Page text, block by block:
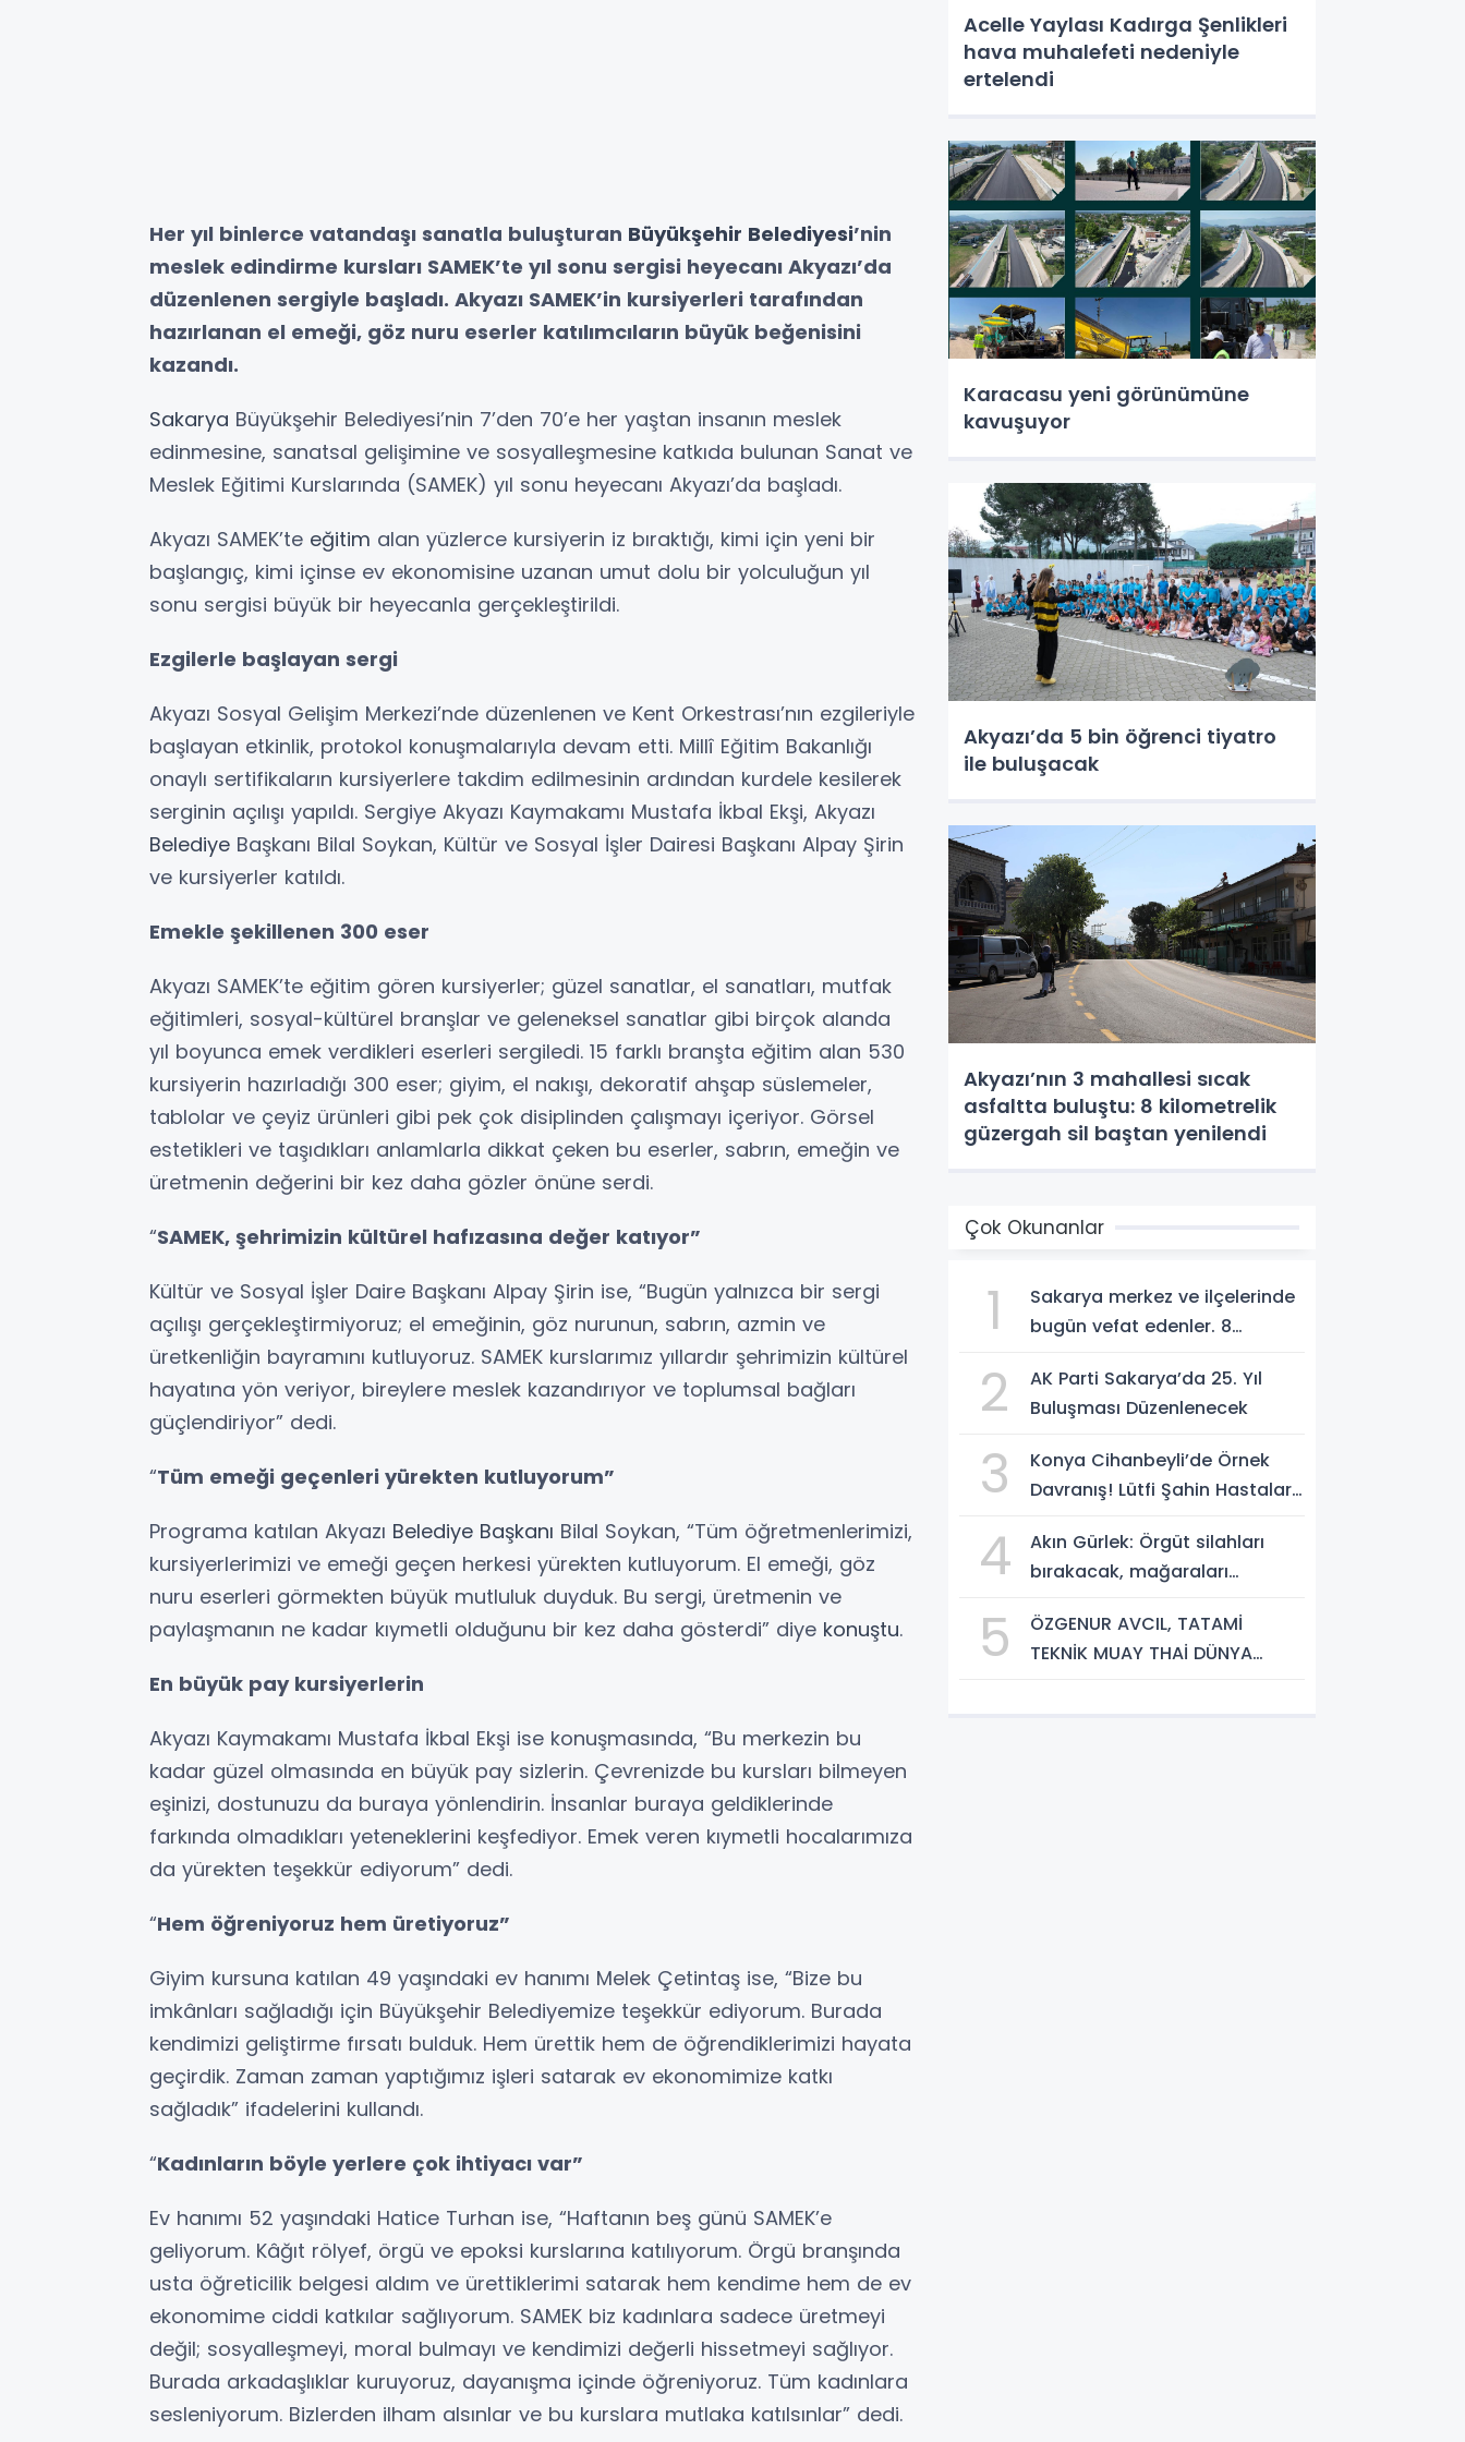
Her yıl binlerce vatandaşı sanatla buluşturan Büyükşehir Belediyesi’nin
meslek edindirme kursları SAMEK’te yıl sonu sergisi heyecanı Akyazı’da
düzenlenen sergiyle başladı. Akyazı SAMEK’in kursiyerleri tarafından
hazırlanan el emeği, göz nuru eserler katılımcıların büyük beğenisini
kazandı.
Sakarya Büyükşehir Belediyesi’nin 7’den 70’e her yaştan insanın meslek
edinmesine, sanatsal gelişimine ve sosyalleşmesine katkıda bulunan Sanat ve
Meslek Eğitimi Kurslarında (SAMEK) yıl sonu heyecanı Akyazı’da başladı.
Akyazı SAMEK’te eğitim alan yüzlerce kursiyerin iz bıraktığı, kimi için yeni bir
başlangıç, kimi içinse ev ekonomisine uzanan umut dolu bir yolculuğun yıl
sonu sergisi büyük bir heyecanla gerçekleştirildi.
Ezgilerle başlayan sergi
Akyazı Sosyal Gelişim Merkezi’nde düzenlenen ve Kent Orkestrası’nın ezgileriyle
başlayan etkinlik, protokol konuşmalarıyla devam etti. Millî Eğitim Bakanlığı
onaylı sertifikaların kursiyerlere takdim edilmesinin ardından kurdele kesilerek
serginin açılışı yapıldı. Sergiye Akyazı Kaymakamı Mustafa İkbal Ekşi, Akyazı
Belediye Başkanı Bilal Soykan, Kültür ve Sosyal İşler Dairesi Başkanı Alpay Şirin
ve kursiyerler katıldı.
Emekle şekillenen 300 eser
Akyazı SAMEK’te eğitim gören kursiyerler; güzel sanatlar, el sanatları, mutfak
eğitimleri, sosyal-kültürel branşlar ve geleneksel sanatlar gibi birçok alanda
yıl boyunca emek verdikleri eserleri sergiledi. 15 farklı branşta eğitim alan 530
kursiyerin hazırladığı 300 eser; giyim, el nakışı, dekoratif ahşap süslemeler,
tablolar ve çeyiz ürünleri gibi pek çok disiplinden çalışmayı içeriyor. Görsel
estetikleri ve taşıdıkları anlamlarla dikkat çeken bu eserler, sabrın, emeğin ve
üretmenin değerini bir kez daha gözler önüne serdi.
“SAMEK, şehrimizin kültürel hafızasına değer katıyor”
Kültür ve Sosyal İşler Daire Başkanı Alpay Şirin ise, “Bugün yalnızca bir sergi
açılışı gerçekleştirmiyoruz; el emeğinin, göz nurunun, sabrın, azmin ve
üretkenliğin bayramını kutluyoruz. SAMEK kurslarımız yıllardır şehrimizin kültürel
hayatına yön veriyor, bireylere meslek kazandırıyor ve toplumsal bağları
güçlendiriyor” dedi.
“Tüm emeği geçenleri yürekten kutluyorum”
Programa katılan Akyazı Belediye Başkanı Bilal Soykan, “Tüm öğretmenlerimizi,
kursiyerlerimizi ve emeği geçen herkesi yürekten kutluyorum. El emeği, göz
nuru eserleri görmekten büyük mutluluk duyduk. Bu sergi, üretmenin ve
paylaşmanın ne kadar kıymetli olduğunu bir kez daha gösterdi” diye konuştu.
En büyük pay kursiyerlerin
Akyazı Kaymakamı Mustafa İkbal Ekşi ise konuşmasında, “Bu merkezin bu
kadar güzel olmasında en büyük pay sizlerin. Çevrenizde bu kursları bilmeyen
eşinizi, dostunuzu da buraya yönlendirin. İnsanlar buraya geldiklerinde
farkında olmadıkları yeteneklerini keşfediyor. Emek veren kıymetli hocalarımıza
da yürekten teşekkür ediyorum” dedi.
“Hem öğreniyoruz hem üretiyoruz”
Giyim kursuna katılan 49 yaşındaki ev hanımı Melek Çetintaş ise, “Bize bu
imkânları sağladığı için Büyükşehir Belediyemize teşekkür ediyorum. Burada
kendimizi geliştirme fırsatı bulduk. Hem ürettik hem de öğrendiklerimizi hayata
geçirdik. Zaman zaman yaptığımız işleri satarak ev ekonomimize katkı
sağladık” ifadelerini kullandı.
“Kadınların böyle yerlere çok ihtiyacı var”
Ev hanımı 52 yaşındaki Hatice Turhan ise, “Haftanın beş günü SAMEK’e
geliyorum. Kâğıt rölyef, örgü ve epoksi kurslarına katılıyorum. Örgü branşında
usta öğreticilik belgesi aldım ve ürettiklerimi satarak hem kendime hem de ev
ekonomime ciddi katkılar sağlıyorum. SAMEK biz kadınlara sadece üretmeyi
değil; sosyalleşmeyi, moral bulmayı ve kendimizi değerli hissetmeyi sağlıyor.
Burada arkadaşlıklar kuruyoruz, dayanışma içinde öğreniyoruz. Tüm kadınlara
sesleniyorum. Bizlerden ilham alsınlar ve bu kurslara mutlaka katılsınlar” dedi.
Acelle Yaylası Kadırga Şenlikleri
hava muhalefeti nedeniyle
ertelendi
Karacasu yeni görünümüne
kavuşuyor
Akyazı’da 5 bin öğrenci tiyatro
ile buluşacak
Akyazı’nın 3 mahallesi sıcak
asfaltta buluştu: 8 kilometrelik
güzergah sil baştan yenilendi
Çok Okunanlar
1
Sakarya merkez ve ilçelerinde
bugün vefat edenler. 8
2
AK Parti Sakarya’da 25. Yıl
Buluşması Düzenlenecek
3
Konya Cihanbeyli’de Örnek
Davranış! Lütfi Şahin Hastalara
4
Akın Gürlek: Örgüt silahları
bırakacak, mağaraları
5
ÖZGENUR AVCIL, TATAMİ
TEKNİK MUAY THAİ DÜNYA